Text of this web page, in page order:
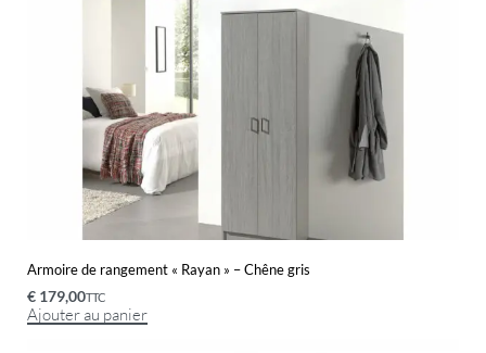
Armoire de rangement « Rayan » – Chêne gris
€ 179,00TTC
Ajouter au panier